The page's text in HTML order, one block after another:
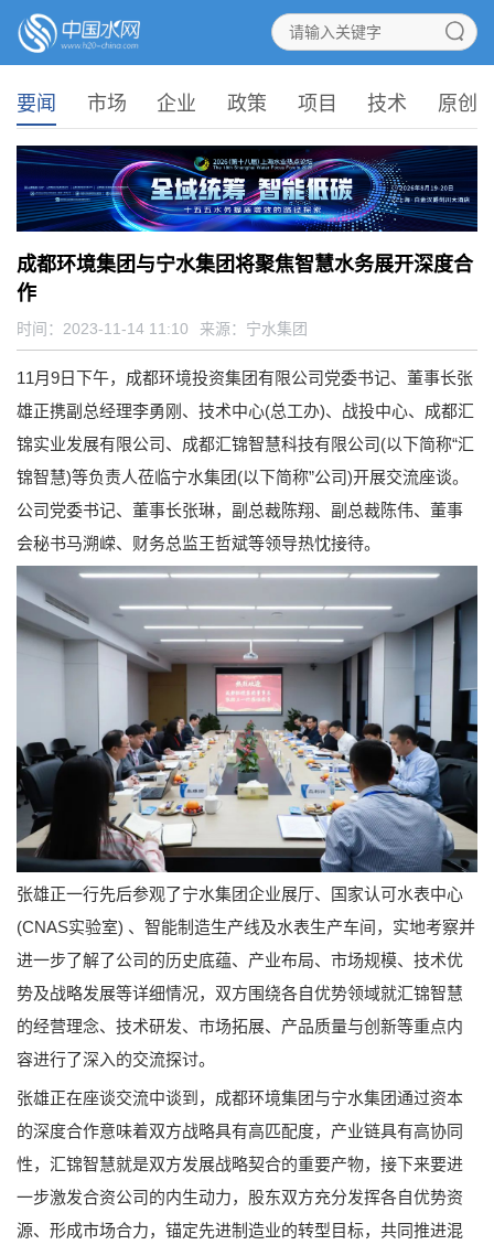
要闻 市场 企业 政策 项目 技术 原创
成都环境集团与宁水集团将聚焦智慧水务展开深度合
作
时间：2023-11-14 11:10 来源： 宁水集团
11月9日下午，成都环境投资集团有限公司党委书记、董事长张
雄正携副总经理李勇刚、技术中心(总工办)、战投中心、成都汇
锦实业发展有限公司、成都汇锦智慧科技有限公司(以下简称“汇
锦智慧)等负责人莅临宁水集团(以下简称”公司)开展交流座谈。
公司党委书记、董事长张琳，副总裁陈翔、副总裁陈伟、董事
会秘书马溯嵘、财务总监王哲斌等领导热忱接待。
张雄正一行先后参观了宁水集团企业展厅、国家认可水表中心
(CNAS实验室) 、智能制造生产线及水表生产车间，实地考察并
进一步了解了公司的历史底蕴、产业布局、市场规模、技术优
势及战略发展等详细情况，双方围绕各自优势领域就汇锦智慧
的经营理念、技术研发、市场拓展、产品质量与创新等重点内
容进行了深入的交流探讨。
张雄正在座谈交流中谈到，成都环境集团与宁水集团通过资本
的深度合作意味着双方战略具有高匹配度，产业链具有高协同
性，汇锦智慧就是双方发展战略契合的重要产物，接下来要进
一步激发合资公司的内生动力，股东双方充分发挥各自优势资
源、形成市场合力，锚定先进制造业的转型目标，共同推进混